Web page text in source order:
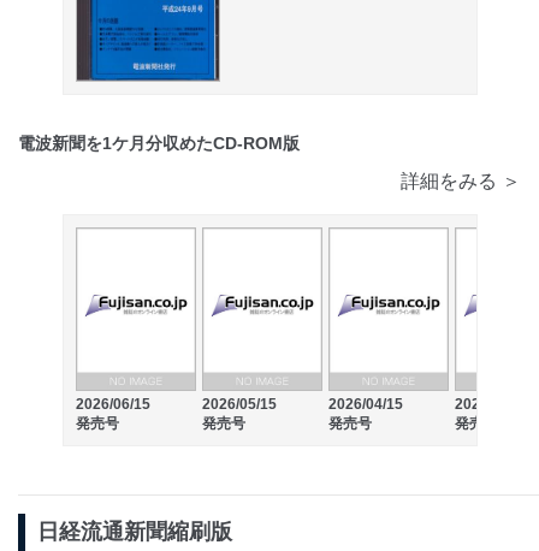
電波新聞を1ケ月分収めたCD-ROM版
詳細をみる ＞
2026/06/15
発売号
2026/05/15
発売号
2026/04/15
発売号
2026/03/15
発売号
日経流通新聞縮刷版